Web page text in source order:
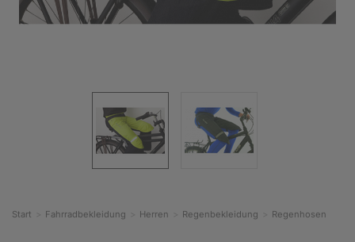
Start Fahrradbekleidung Herren Regenbekleidung Regenhosen